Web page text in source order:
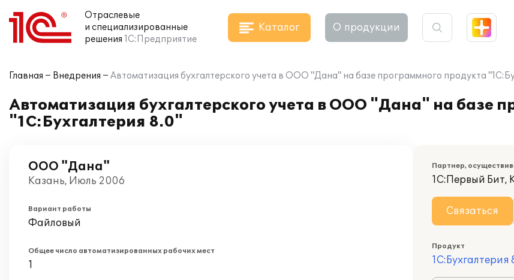
Отраслевые
и специализированные
решения 1С:Предприятие
Каталог О продукции
Главная Внедрения Автоматизация бухгалтерского учета в ООО "Дана" на базе программного продукта
Автоматизация бухгалтерского учета в ООО "Дана" на базе
"1С:Бухгалтерия 8.0"
ООО "Дана"
Казань, Июль 2006
Вариант работы
Файловый
Общее число автоматизированных рабочих мест
1
Партнер,
1С:Первый Бит,
Связаться
Продукт
1С:Бухгалтерия